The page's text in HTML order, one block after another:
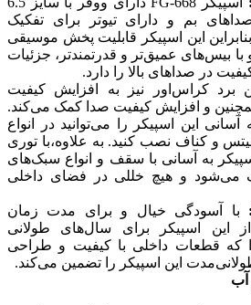
بم و دارای تیوتر برای تفکیک
این اسپیکر قابلیت پخش موسیقی
با بیس‌های عمیق‌تر و قدرتمندتر، جزئیات
در صداهای بالا را دارد.
برد کراس‌اور نیز به افزایش کیفیت
و افزایش کیفیت صدا کمک می‌کند.
آسانی این اسپیکر را می‌توانید در انواع
و کناف نصب کنید. به علاوه،با توری
به آسانی با سقف و انواع سبک‌های
می‌شود و هیچ خللی در فضای داخلی
با آسودگی خیال و برای مدت زمان
از این اسپیکر برای سال‌های طولانی
که قطعات داخلی با کیفیت و طراحی
این اسپیکر را تضمین می‌کند.
آب